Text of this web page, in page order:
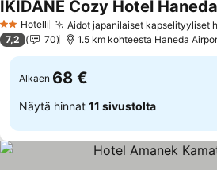
2 Tähtiluokitus
Hotelli Aidot japanilaiset kapselityyliset
IKIDANE Cozy Hotel
7,2 70 1.5 km kohteesta Haneda
Alkaen 68 €
Näytä hinnat 11 sivustolta